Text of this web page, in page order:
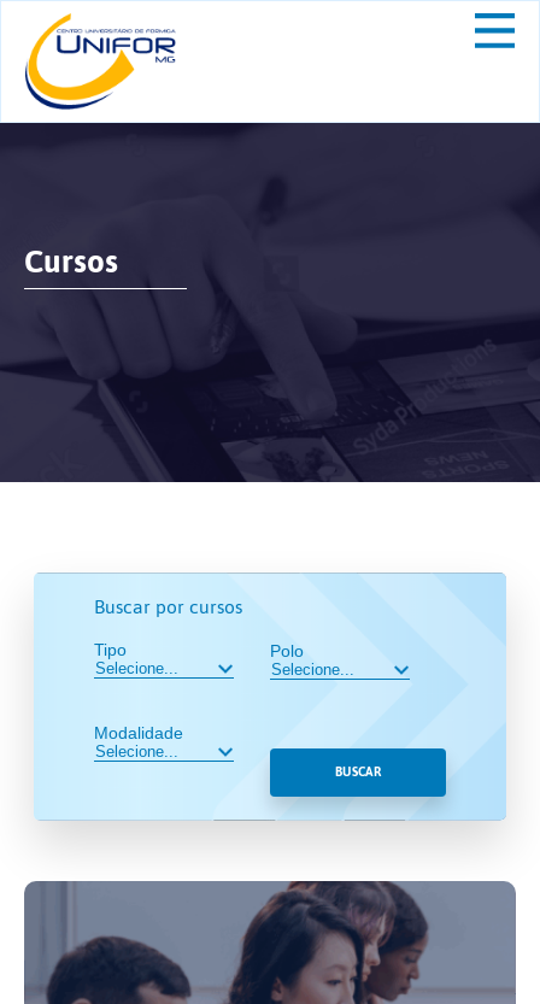
Cursos
Buscar por cursos
Tipo
Modalidade
Polo
BUSCAR